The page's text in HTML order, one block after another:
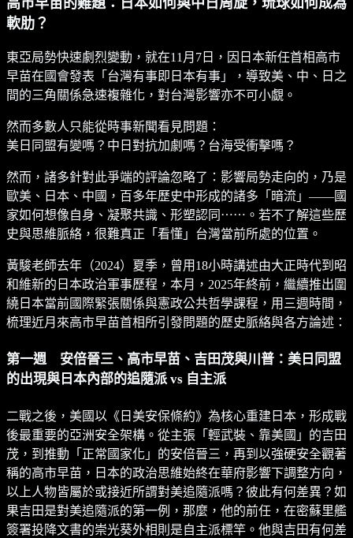
軟肋？
東亞局勢快速劇烈變動，就在11月7日，因日本新任首相高市
早苗在國會發表「台灣有事即日本有事」，導致美、中、日之
間的三角關係急速複雜化，對台灣影響亦不可小覷。
然而多數人只能從時事新聞看見問題：
美日同盟有變嗎？中日對抗加劇嗎？台海受衝擊嗎？
然而，諸多針對此爭端的評論忽略了：影響局勢走向的，乃是
歐美、日本、中國，百多年歷史中形成的諸多「暗流」——國
家如何想像自身、凝聚共識、形塑認同⋯⋯。若不了解這些歷
史與思維脈絡，很難真正「看懂」台灣當前所處的位置。
黃駿老師去年（2024）夏季，曾用18小時講述由大正時代到昭
和維新的日本政治軍事歷程，本月，2025年終前，繼續推出圍
繞日本當前國際緊張關係與憲政公共哲學課程，用三週時間，
梳理近月來高市早苗首相所引發問題的歷史脈絡與各方論述：
第一週 安倍晉三、高市早苗、吉田茂與川普：美日同盟
的出現與日本內部的追隨派 vs 自主派
二戰之後，美國以《日美安保條約》為核心重建日本，形成戰
後最重要的亞洲安全架構。從主張「輕武裝、靠美國」的吉田
茂，到推動「正常國家化」的安倍晉三，再到以強硬安全觀著
稱的高市早苗，日本的政治思維始終在華府影響下調整方向，
以上人物皆屬於或接近所謂對美追隨派嗎？彼此有何差異？如
果吉田是對美追隨派的第一例，那麼，他的前任，在密蘇里艦
簽署投降文書的崇光葵外相則是自主派標竿。他與吉田有何差